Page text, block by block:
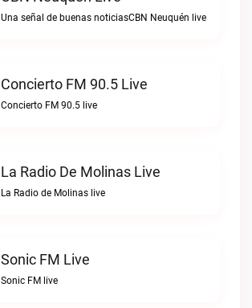
Una señal de buenas noticiasCBN Neuquén live
Concierto FM 90.5 Live
Concierto FM 90.5 live
La Radio De Molinas Live
La Radio de Molinas live
Sonic FM Live
Sonic FM live